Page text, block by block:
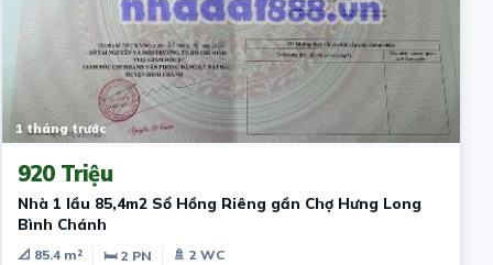
1 tháng trước
920 Triệu
Nhà 1 lầu 85,4m2 Sổ Hồng Riêng gần Chợ Hưng Long
Bình Chánh
📐 85.4 m² 🛏 2 PN
🚿 2 WC